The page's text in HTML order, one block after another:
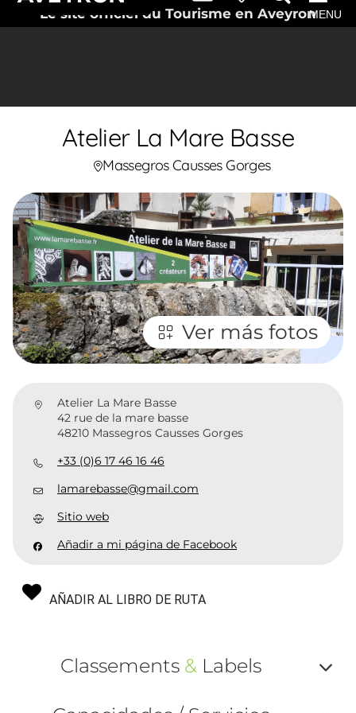
Le site officiel du Tourisme en AveyronMENU
Atelier La Mare Basse
Massegros Causses Gorges
Ver más fotos
Atelier La Mare Basse
42 rue de la mare basse
48210 Massegros Causses Gorges
+33 (0)6 17 46 16 46
lamarebasse@gmail.com
Sitio web
Añadir a mi página de Facebook
AÑADIR AL LIBRO DE RUTA
Classements & Labels